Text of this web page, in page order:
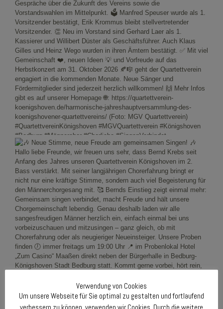
Verwendung von Cookies
Um unsere Webseite für Sie optimal zu gestalten und fortlaufend